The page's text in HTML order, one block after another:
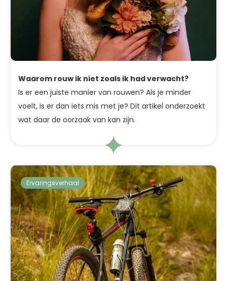
Waarom rouw ik niet zoals ik had verwacht?
Is er een juiste manier van rouwen? Als je minder
voelt, is er dan iets mis met je? Dit artikel onderzoekt
wat daar de oorzaak van kan zijn.
Ervaringsverhaal